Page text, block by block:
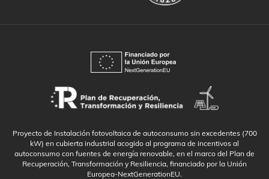
Proyecto de Instalación fotovoltaica de autoconsumo sin excedentes (700
kW) en cubierta industrial acogido al programa de incentivos al
autoconsumo con fuentes de energía renovable, en el marco del Plan de
Recuperación, Transformación y Resiliencia, financiado por la Unión
Europea-NextGenerationEU.